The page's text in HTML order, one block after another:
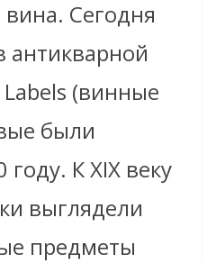
Сегодня
антикварной
Labels (винные
были
К XIX веку
выглядели
предметы